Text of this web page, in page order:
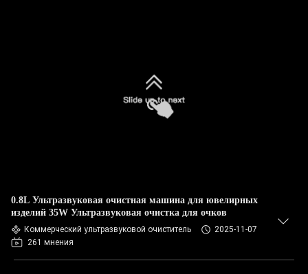
0.8L Ультразвуковая очистная машина для ювелирных
изделий 35W Ультразвуковая очистка для очков
Коммерческий ультразвуковой очиститель
2025-11-07
261 мнения